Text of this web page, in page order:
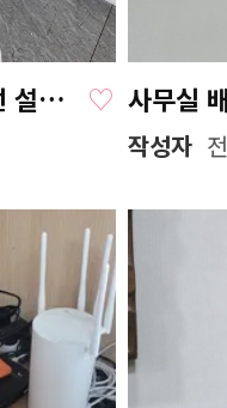
사무실 이전 전에 미리 랜선 설치받으니까 진짜 좋습니다 ♡ 사무실
작성자